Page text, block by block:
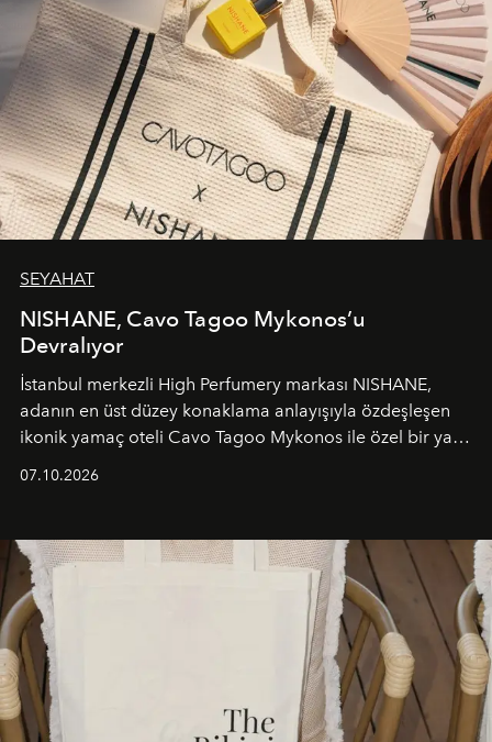
SEYAHAT
NISHANE, Cavo Tagoo Mykonos’u
Devralıyor
İstanbul merkezli High Perfumery markası NISHANE,
adanın en üst düzey konaklama anlayışıyla özdeşleşen
ikonik yamaç oteli Cavo Tagoo Mykonos ile özel bir yaz
buluşturarak markanın Cavo Tagoo’daki varlığını
sürükleyici ve mevsime özel bir deneyime dönüştürüyor.
07.10.2026